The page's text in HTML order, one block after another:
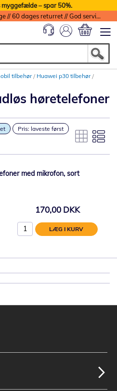
– spar 50%.
Billig fragt // Levering 1-2 dage // 60 dages returret // God service med garanti
tilbehør
Huawei p30 tilbehør
høretelefoner
Pris: laveste først
med mikrofon, sort
170,00 DKK
LÆG I KURV